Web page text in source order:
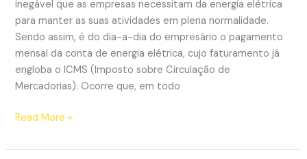
inegável que as empresas necessitam da energia elétrica
para manter as suas atividades em plena normalidade.
Sendo assim, é do dia-a-dia do empresário o pagamento
mensal da conta de energia elétrica, cujo faturamento já
engloba o ICMS (Imposto sobre Circulação de
Mercadorias). Ocorre que, em todo
Empresas
grande
Read More »